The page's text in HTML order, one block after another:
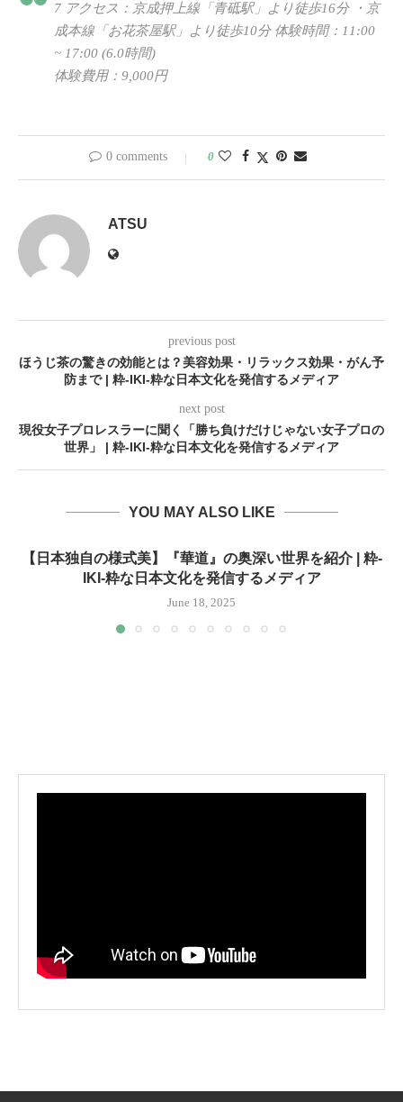
7 アクセス：京成押上線「青砥駅」より徒歩16分 ・京
成本線「お花茶屋駅」より徒歩10分 体験時間：11:00
~ 17:00 (6.0時間)
体験費用：9,000円
0 comments 0
ATSU
previous post
ほうじ茶の驚きの効能とは？美容効果・リラックス効果・がん予
防まで | 粋-IKI-粋な日本文化を発信するメディア
next post
現役女子プロレスラーに聞く「勝ち負けだけじゃない女子プロの
世界」 | 粋-IKI-粋な日本文化を発信するメディア
YOU MAY ALSO LIKE
【日本独自の様式美】『華道』の奥深い世界を紹介 | 粋-
IKI-粋な日本文化を発信するメディア
June 18, 2025